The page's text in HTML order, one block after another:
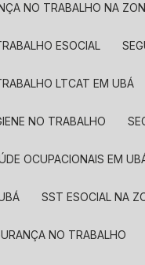
NO TRABALHO NA
ESOCIAL
LTCAT EM UBÁ
NO TRABALHO
OCUPACIONAIS EM
SST ESOCIAL NA
NO TRABALHO